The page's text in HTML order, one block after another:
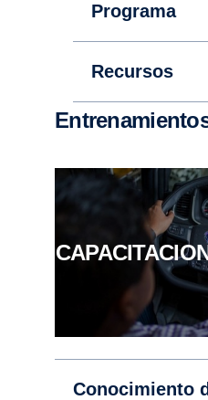
Programa
Recursos
Conocimiento